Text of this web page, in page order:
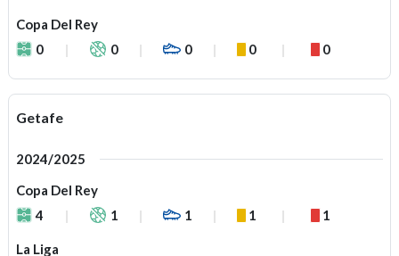
Copa Del Rey
0
0 0 0 0
Getafe
2024/2025
Copa Del Rey
4
1 1 1 1
La Liga